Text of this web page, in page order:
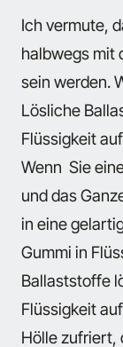
Ich vermute,
halbwegs mit
sein werden.
Lösliche
Flüssigkeit
Wenn Sie
und das
in eine
Gummi in
Ballaststoffe
Flüssigkeit
Hölle zufriert,